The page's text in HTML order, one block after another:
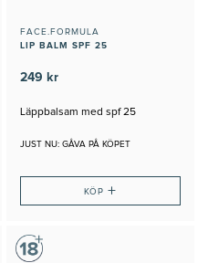
FACE.FORMULA
LIP BALM SPF 25
249 kr
Läppbalsam med spf 25
JUST NU: GÅVA PÅ KÖPET
KÖP +